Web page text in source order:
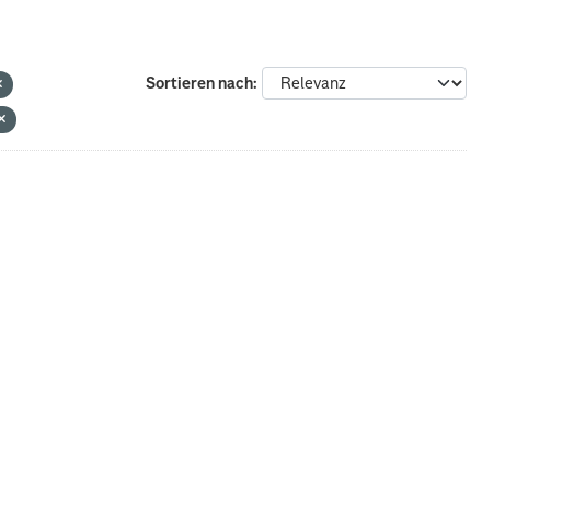
Sortieren nach